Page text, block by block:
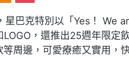
星巴克特別以「Yes！ We
，還推出25週年限定
周邊，可愛療癒又實用，